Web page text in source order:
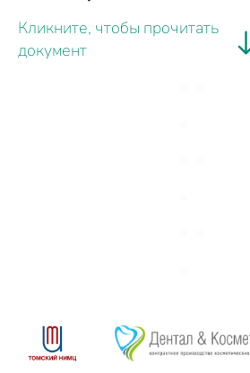
Кликните, чтобы прочитать
документ